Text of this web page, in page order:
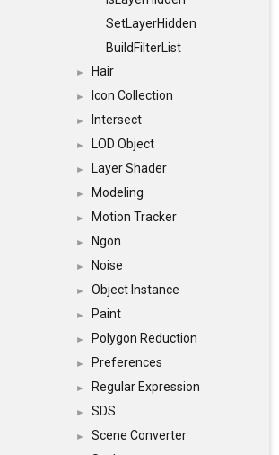
SetLayerHidden
BuildFilterList
► Hair
► Icon Collection
► Intersect
► LOD Object
► Layer Shader
► Modeling
► Motion Tracker
► Ngon
► Noise
► Object Instance
► Paint
► Polygon Reduction
► Preferences
► Regular Expression
► SDS
►
Scene Converter